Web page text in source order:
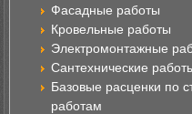
Фасадные работы
Кровельные работы
Электромонтажные
Сантехнические
Базовые расценки по
работам